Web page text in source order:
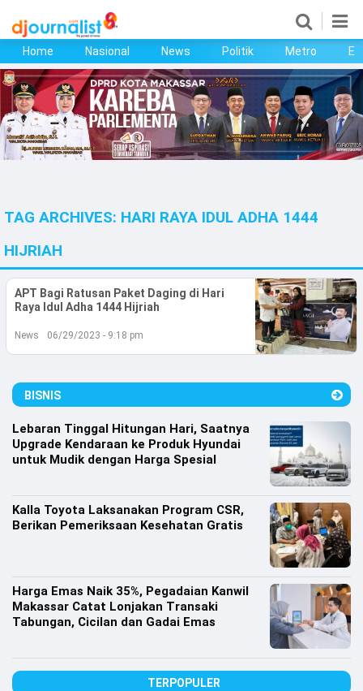
Home
Nasional
News
Metro
Ekonomi
Bisnis
Kesehatan
Olahraga
Bola
Home Nasional News Politik Metro
TAG ARCHIVES: HARI RAYA IDUL ADHA 1444
HIJRIAH
APT Bagi Ratusan Paket Daging di Hari
Raya Idul Adha 1444 Hijriah
News 06/29/2023 - 9:18 pm
BISNIS
Lebaran Tinggal Hitungan Hari, Saatnya
Upgrade Kendaraan ke Produk Hyundai
untuk Mudik dengan Harga Spesial
Kalla Toyota Laksanakan Program CSR,
Berikan Pemeriksaan Kesehatan Gratis
Harga Emas Naik 35%, Pegadaian Kanwil
Makassar Catat Lonjakan Transaki
Tabungan, Cicilan dan Gadai Emas
TERPOPULER